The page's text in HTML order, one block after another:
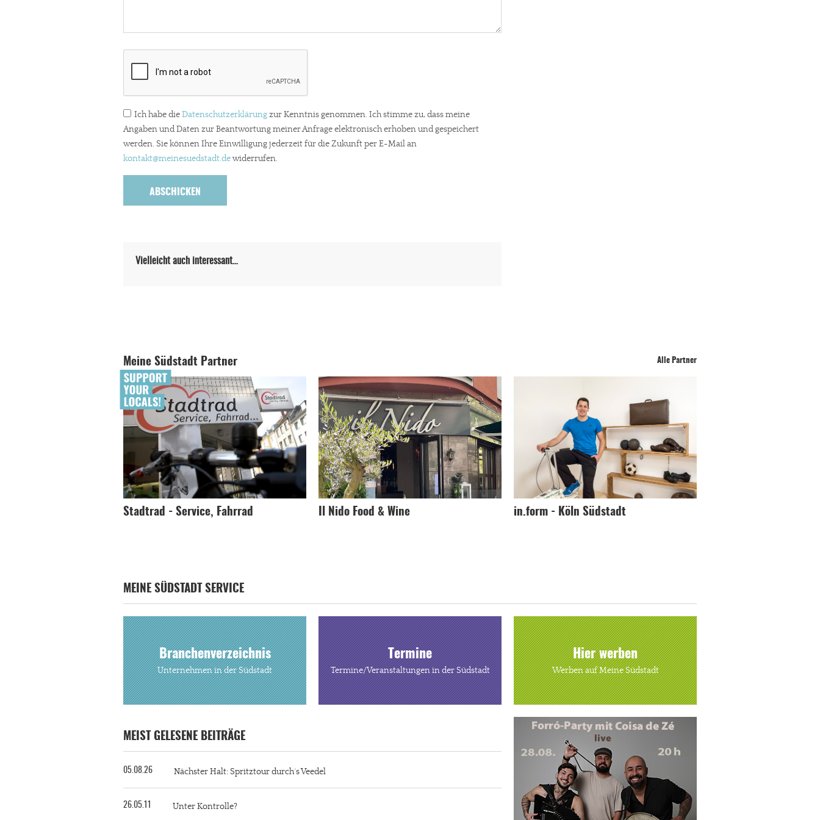
JETZT SPENDEN
Ich habe dieDatenschutzerklärungzur Kenntnis genommen. Ich stimme zu, dass meine
Angaben und Daten zur Beantwortung meiner Anfrage elektronisch erhoben und gespeichert
werden. Sie können Ihre Einwilligung jederzeit für die Zukunft per E-Mail an
kontakt@meinesuedstadt.dewiderrufen.
Vielleicht auch interessant…
Meine Südstadt Partner Alle Partner
Stadtrad - Service, Fahrrad Il Nido Food & Wine in.form - Köln Südstadt
MEINE SÜDSTADT SERVICE
Branchenverzeichnis
Unternehmen in der Südstadt
Termine
Termine/Veranstaltungen in der Südstadt
Hier werben
Werben auf Meine Südstadt
MEIST GELESENE BEITRÄGE
05.08.26 Nächster Halt: Spritztour durch´s Veedel
26.05.11 Unter Kontrolle?